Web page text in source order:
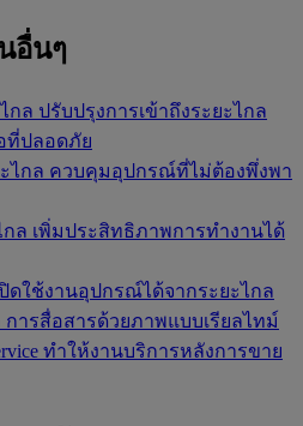
อื่นๆ
กล ปรับปรุงการเข้าถึงระยะไกล
ที่ปลอดภัย
ไกล ควบคุมอุปกรณ์ที่ไม่ต้องพึ่งพา
กล เพิ่มประสิทธิภาพการทำงานได้
ปิดใช้งานอุปกรณ์ได้จากระยะไกล
การสื่อสารด้วยภาพแบบเรียลไทม์
ทำให้งานบริการหลังการขาย